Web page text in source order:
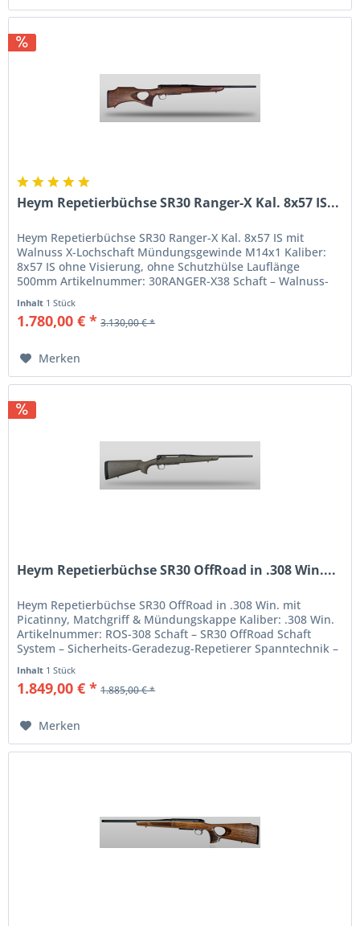
Heym Repetierbüchse SR30 Ranger-X Kal. 8x57 IS...
Heym Repetierbüchse SR30 Ranger-X Kal. 8x57 IS mit
Walnuss X-Lochschaft Mündungsgewinde M14x1 Kaliber:
8x57 IS ohne Visierung, ohne Schutzhülse Lauflänge
500mm Artikelnummer: 30RANGER-X38 Schaft – Walnuss-
Inhalt 1 Stück
1.780,00 € * 3.130,00 € *
Merken
Heym Repetierbüchse SR30 OffRoad in .308 Win....
Heym Repetierbüchse SR30 OffRoad in .308 Win. mit
Picatinny, Matchgriff & Mündungskappe Kaliber: .308 Win.
Artikelnummer: ROS-308 Schaft – SR30 OffRoad Schaft
System – Sicherheits-Geradezug-Repetierer Spanntechnik –
Inhalt 1 Stück
1.849,00 € * 1.885,00 € *
Merken